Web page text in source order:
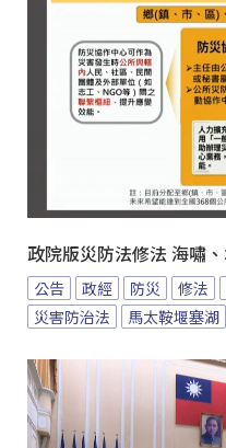
政院版災防法修法 海嘯
公告 政經 防災 修法
災害防治法
馬太鞍堰塞湖